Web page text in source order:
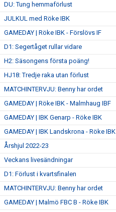
DU: Tung hemmaförlust
JULKUL med Röke IBK
GAMEDAY | Röke IBK - Förslövs IF
D1: Segertåget rullar vidare
H2: Säsongens första poäng!
HJ18: Tredje raka utan förlust
MATCHINTERVJU: Benny har ordet
GAMEDAY | Röke IBK - Malmhaug IBF
GAMEDAY | IBK Genarp - Röke IBK
GAMEDAY | IBK Landskrona - Röke IBK
Årshjul 2022-23
Veckans livesändningar
D1: Förlust i kvartsfinalen
MATCHINTERVJU: Benny har ordet
GAMEDAY | Malmö FBC B - Röke IBK